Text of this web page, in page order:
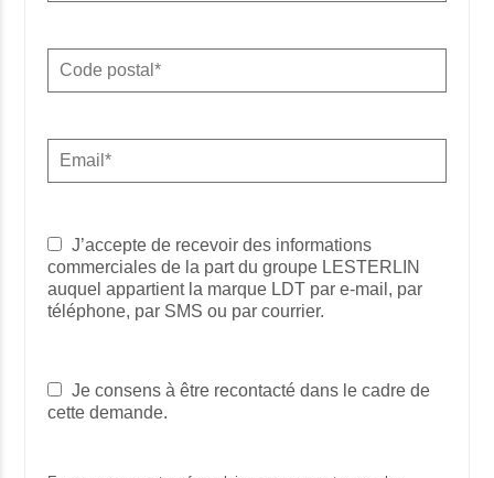
J’accepte de recevoir des informations
commerciales de la part du groupe LESTERLIN
auquel appartient la marque LDT par e-mail, par
téléphone, par SMS ou par courrier.
Je consens à être recontacté dans le cadre de
cette demande.